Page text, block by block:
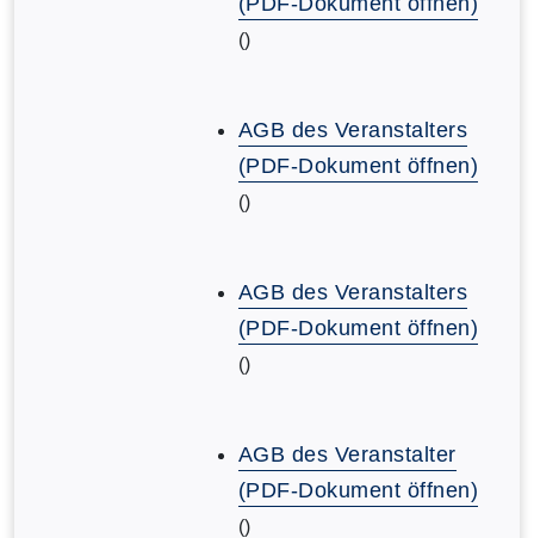
()
AGB des Veranstalters
(PDF-Dokument öffnen)
()
AGB des Veranstalters
(PDF-Dokument öffnen)
()
AGB des Veranstalter
(PDF-Dokument öffnen)
()